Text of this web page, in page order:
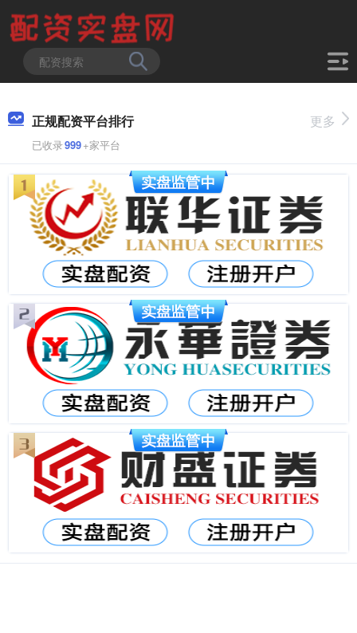
正规配资平台排行
已收录999+家平台
更多